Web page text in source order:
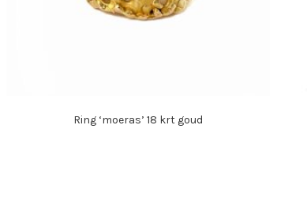
Ring ‘moeras’ 18 krt goud